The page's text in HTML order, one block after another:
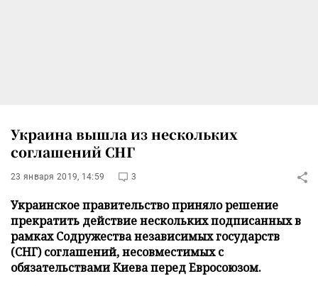
Украина вышла из нескольких
соглашений СНГ
23 января 2019, 14:59 3
Украинское правительство приняло решение
прекратить действие нескольких подписанных в
рамках Содружества независимых государств
(СНГ) соглашений, несовместимых с
обязательствами Киева перед Евросоюзом.